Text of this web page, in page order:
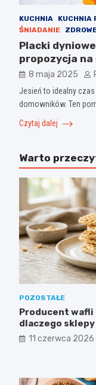
KUCHNIA KUCHNIA
ŚNIADANIE
Placki
propozycja na
8 maja 2025
Jesień to idealny
domowników. Ten
Czytaj dalej
Warto
POZOSTAŁE
Producent wafli
dlaczego
wybierają
11 czerwca 2026